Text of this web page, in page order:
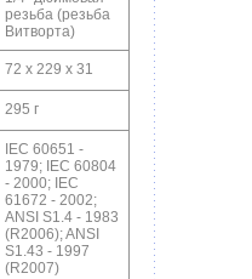
резьба (резьба
Витворта)
72 х 229 х 31
295 г
IEC 60651 -
1979; IEC 60804
- 2000; IEC
61672 - 2002;
ANSI S1.4 - 1983
(R2006); ANSI
S1.43 - 1997
(R2007)